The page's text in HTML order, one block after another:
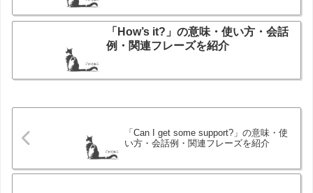
「How’s it?」の意味・使い方・会話
例・関連フレーズを紹介
「Can I get some support?」の意味・使
い方・会話例・関連フレーズを紹介